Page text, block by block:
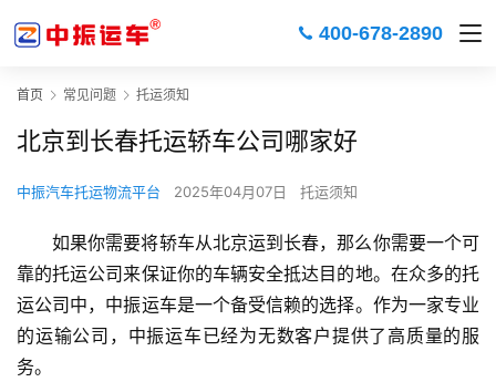
400-678-2890
首页 常见问题 托运须知
北京到长春托运轿车公司哪家好
中振汽车托运物流平台 2025年04月07日 托运须知
如果你需要将轿车从北京运到长春，那么你需要一个可
靠的托运公司来保证你的车辆安全抵达目的地。在众多的托
运公司中，中振运车是一个备受信赖的选择。作为一家专业
的运输公司，中振运车已经为无数客户提供了高质量的服
务。